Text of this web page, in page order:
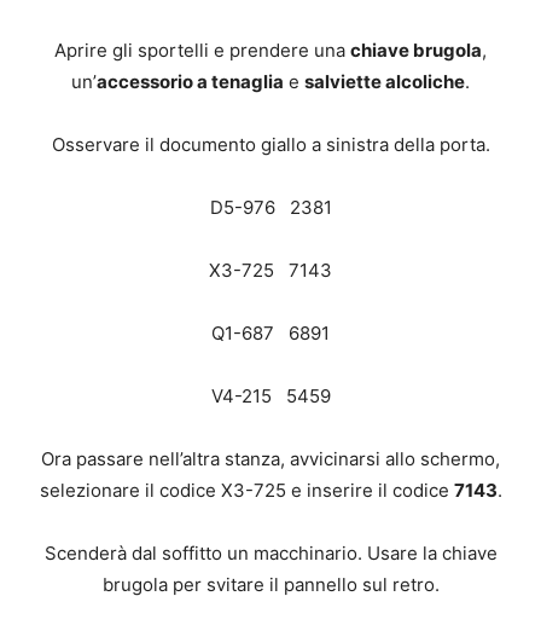
Aprire gli sportelli e prendere una chiave brugola,
un’accessorio a tenaglia e salviette alcoliche.
Osservare il documento giallo a sinistra della porta.
D5-976 2381
X3-725 7143
Q1-687 6891
V4-215 5459
Ora passare nell’altra stanza, avvicinarsi allo schermo,
selezionare il codice X3-725 e inserire il codice 7143.
Scenderà dal soffitto un macchinario. Usare la chiave
brugola per svitare il pannello sul retro.